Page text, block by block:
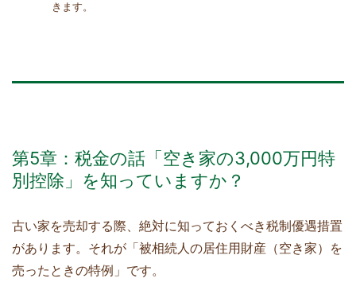
きます。
第5章：税金の話「空き家の3,000万円特
別控除」を知っていますか？
古い家を売却する際、絶対に知っておくべき税制優遇措置
があります。それが「被相続人の居住用財産（空き家）を
売ったときの特例」です。